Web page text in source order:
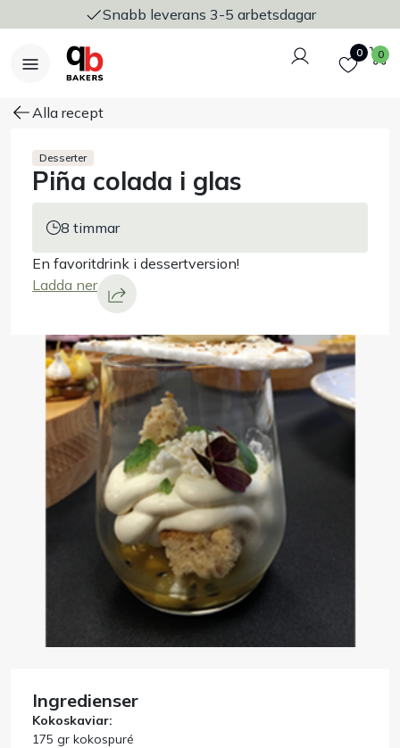
Snabb leverans 3-5 arbetsdagar
Logga in
Favoriter
0 0
Nyheter
Bakers Pureline
Bageriplåtar & bakformar
Utensilier
Råvaruhantering & lagring
Maskiner & apparater
Exponering & servering
Plåtbyte
Alla recept
Desserter
Piña colada i glas
8 timmar
En favoritdrink i dessertversion!
Ladda ner
Ingredienser
Kokoskaviar:
175 gr kokospuré